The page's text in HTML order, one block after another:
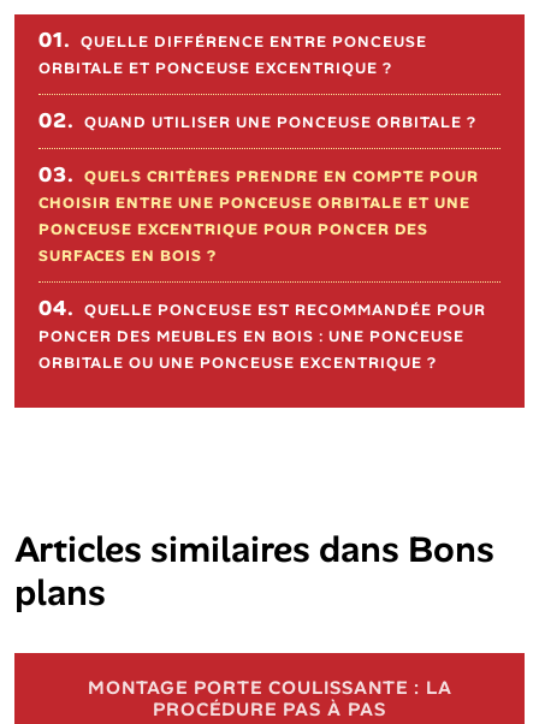
Sommaire de l'article
01. QUELLE DIFFÉRENCE ENTRE PONCEUSE
ORBITALE ET PONCEUSE EXCENTRIQUE ?
02. QUAND UTILISER UNE PONCEUSE ORBITALE ?
03. QUELS CRITÈRES PRENDRE EN COMPTE POUR
CHOISIR ENTRE UNE PONCEUSE ORBITALE ET UNE
PONCEUSE EXCENTRIQUE POUR PONCER DES
SURFACES EN BOIS ?
04. QUELLE PONCEUSE EST RECOMMANDÉE POUR
PONCER DES MEUBLES EN BOIS : UNE PONCEUSE
ORBITALE OU UNE PONCEUSE EXCENTRIQUE ?
Articles similaires dans Bons
plans
MONTAGE PORTE COULISSANTE : LA
PROCÉDURE PAS À PAS